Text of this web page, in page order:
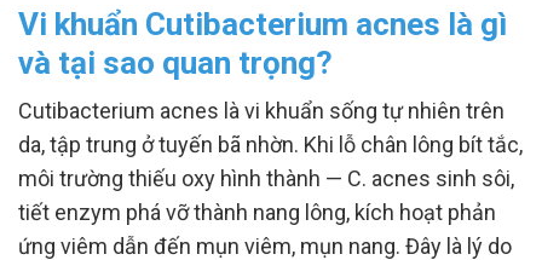
Vi khuẩn Cutibacterium acnes là gì
và tại sao quan trọng?
Cutibacterium acnes là vi khuẩn sống tự nhiên trên
da, tập trung ở tuyến bã nhờn. Khi lỗ chân lông bít tắc,
môi trường thiếu oxy hình thành — C. acnes sinh sôi,
tiết enzym phá vỡ thành nang lông, kích hoạt phản
ứng viêm dẫn đến mụn viêm, mụn nang. Đây là lý do